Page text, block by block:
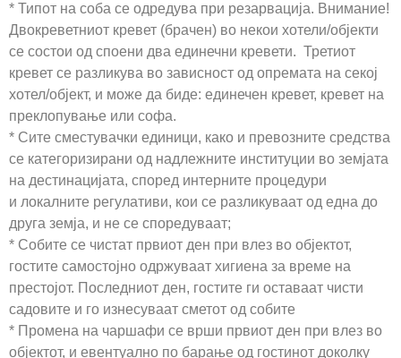
* Типот на соба се одредува при резарвација. Внимание!
Двокреветниот кревет (брачен) во некои хотели/објекти
се состои од споени два единечни кревети. Третиот
кревет се разликува во зависност од опремата на секој
хотел/објект, и може да биде: единечен кревет, кревет на
преклопување или софа.
* Сите сместувачки единици, како и превозните средства
се категоризирани од надлежните институции во земјата
на дестинацијата, според интерните процедури
и локалните регулативи, кои се разликуваат од една до
друга земја, и не се споредуваат;
* Собите се чистат првиот ден при влез во објектот,
гостите самостојно одржуваат хигиена за време на
престојот. Последниот ден, гостите ги оставаат чисти
садовите и го изнесуваат сметот од собите
* Промена на чаршафи се врши првиот ден при влез во
објектот, и евентуално по барање од гостинот доколку